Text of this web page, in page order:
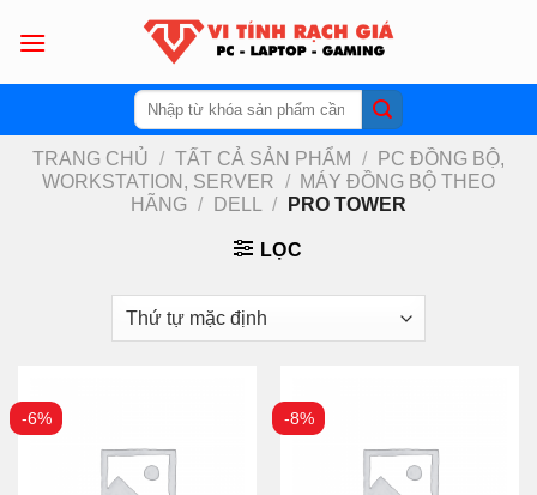
Tìm
kiếm:
TRANG CHỦ / TẤT CẢ SẢN PHẨM /
PC ĐỒNG BỘ,
WORKSTATION, SERVER /
MÁY ĐỒNG BỘ THEO
HÃNG / DELL / PRO TOWER
LỌC
-6% -8%